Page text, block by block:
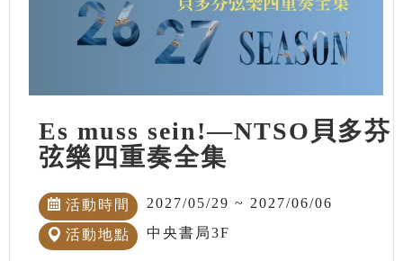
Es muss sein!—NTSO貝多芬
弦樂四重奏全集
活動時間 2027/05/29 ~ 2027/06/06
活動地點 中央書局3F